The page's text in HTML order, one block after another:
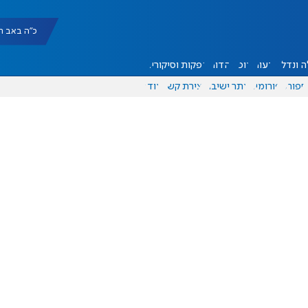
כ"ה באב תשפ"ו
ונדל"ן דעות אוכל יהדות הפקות וסיקורים
ספורט פורומים אתר ישיבה יצירת קשר עוד